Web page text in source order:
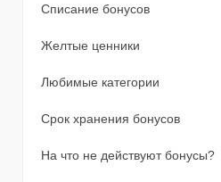
Списание бонусов
Желтые ценники
Любимые категории
Срок хранения бонусов
На что не действуют бонусы?